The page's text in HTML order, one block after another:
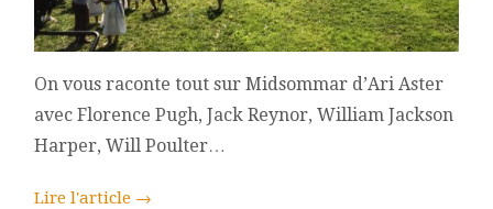
On vous raconte tout sur Midsommar d’Ari Aster
avec Florence Pugh, Jack Reynor, William Jackson
Harper, Will Poulter…
Lire l'article →